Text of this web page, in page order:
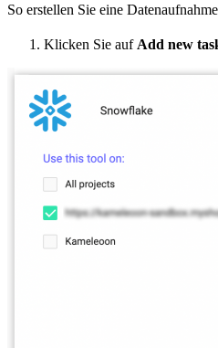
So erstellen Sie eine
Klicken Sie auf Add new